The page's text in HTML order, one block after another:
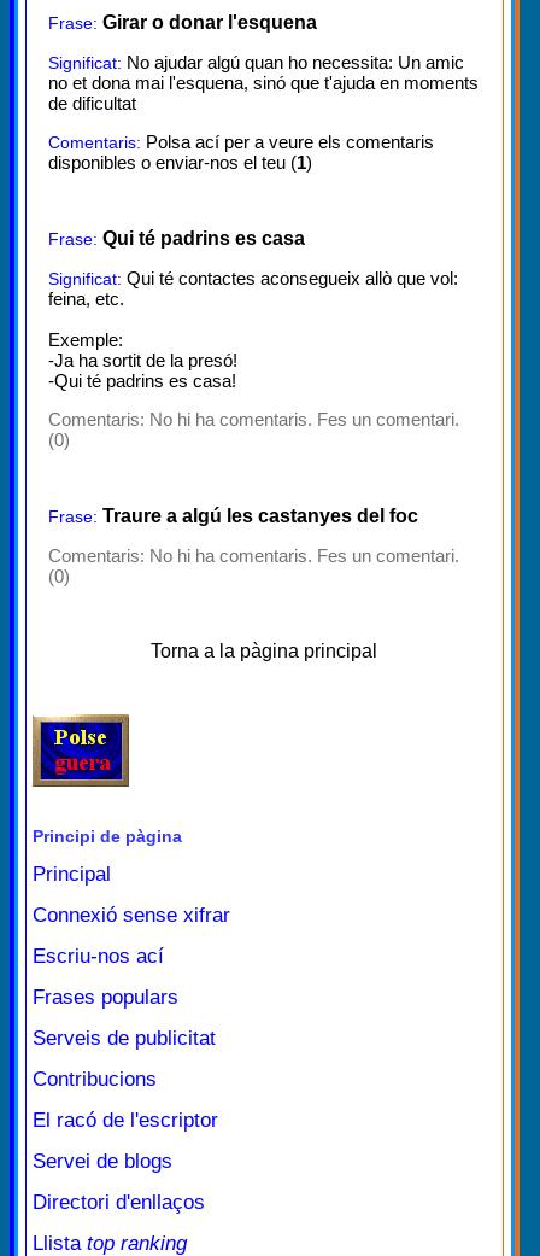
Frase: Girar o donar l'esquena
Significat: No ajudar algú quan ho necessita: Un amic
no et dona mai l'esquena, sinó que t'ajuda en moments
de dificultat
Comentaris: Polsa ací per a veure els comentaris
disponibles o enviar-nos el teu (1)
Frase: Qui té padrins es casa
Significat: Qui té contactes aconsegueix allò que vol:
feina, etc.
Exemple:
-Ja ha sortit de la presó!
-Qui té padrins es casa!
Comentaris: No hi ha comentaris. Fes un comentari.
(0)
Frase: Traure a algú les castanyes del foc
Comentaris: No hi ha comentaris. Fes un comentari.
(0)
Torna a la pàgina principal
Principi de pàgina
Principal
Connexió sense xifrar
Escriu-nos ací
Frases populars
Serveis de publicitat
Contribucions
El racó de l'escriptor
Servei de blogs
Directori d'enllaços
Llista top ranking